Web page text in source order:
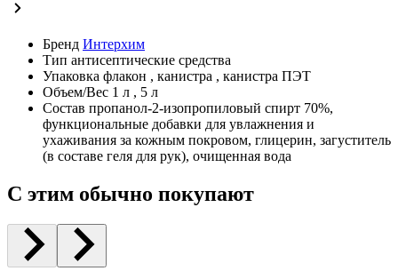
Бренд Интерхим
Тип антисептические средства
Упаковка флакон , канистра , канистра ПЭТ
Объем/Вес 1 л , 5 л
Состав пропанол-2-изопропиловый спирт 70%,
функциональные добавки для увлажнения и
ухаживания за кожным покровом, глицерин, загуститель
(в составе геля для рук), очищенная вода
С этим обычно покупают